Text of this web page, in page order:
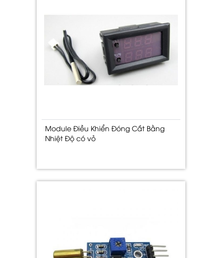
Module Điều Khiển Đóng Cắt Bằng
Nhiệt Độ có vỏ